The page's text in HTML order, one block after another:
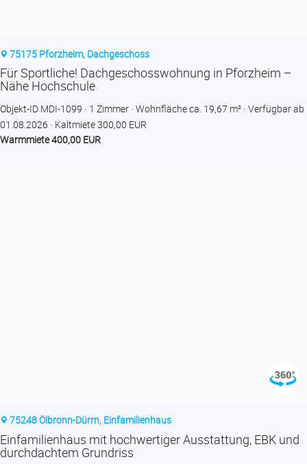
75175 Pforzheim, Dachgeschoss
Für Sportliche! Dachgeschosswohnung in Pforzheim –
Nähe Hochschule
Objekt-ID MDI-1099 1 Zimmer Wohnfläche ca. 19,67 m² Verfügbar ab
01.08.2026
Kaltmiete 300,00 EUR
Warmmiete 400,00 EUR
75248 Ölbronn-Dürrn, Einfamilienhaus
Einfamilienhaus mit hochwertiger Ausstattung, EBK und
durchdachtem Grundriss